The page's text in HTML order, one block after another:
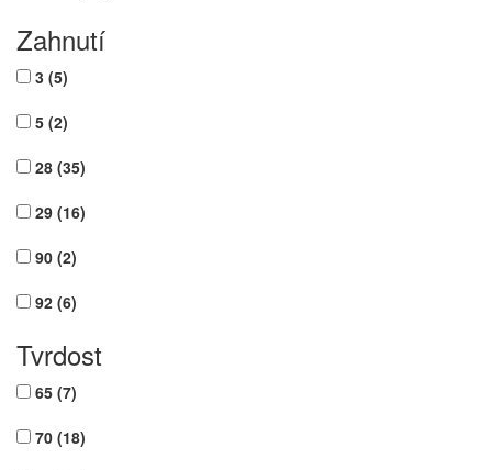
Zahnutí
3 (5)
5 (2)
28 (35)
29 (16)
90 (2)
92 (6)
Tvrdost
65 (7)
70 (18)